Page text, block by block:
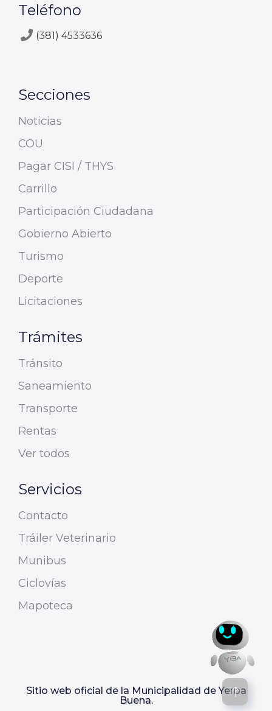
Teléfono
(381) 4533636
Secciones
Noticias
COU
Pagar CISI / THYS
Carrillo
Participación Ciudadana
Gobierno Abierto
Turismo
Deporte
Licitaciones
Trámites
Tránsito
Saneamiento
Transporte
Rentas
Ver todos
Servicios
Contacto
Tráiler Veterinario
Munibus
Ciclovías
Mapoteca
Sitio web oficial de la Municipalidad de Yerba
Buena.